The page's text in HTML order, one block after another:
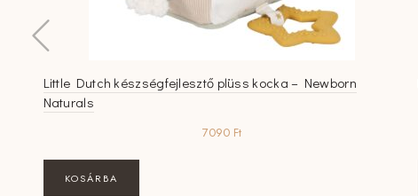
Little Dutch készségfejlesztő plüss kocka – Newborn
Naturals
7090 Ft
KOSÁRBA